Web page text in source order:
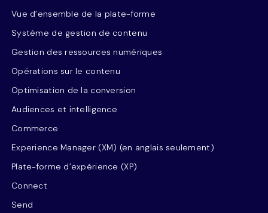
Vue d’ensemble de la plate-forme
Système de gestion de contenu
Gestion des ressources numériques
Opérations sur le contenu
Optimisation de la conversion
Audiences et intelligence
Commerce
Experience Manager (XM) (en anglais seulement)
Plate-forme d’expérience (XP)
Connect
Send